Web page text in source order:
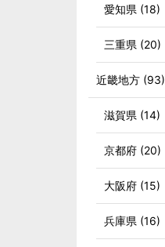
愛知県 (18)
三重県 (20)
近畿地方 (93)
滋賀県 (14)
京都府 (20)
大阪府 (15)
兵庫県 (16)